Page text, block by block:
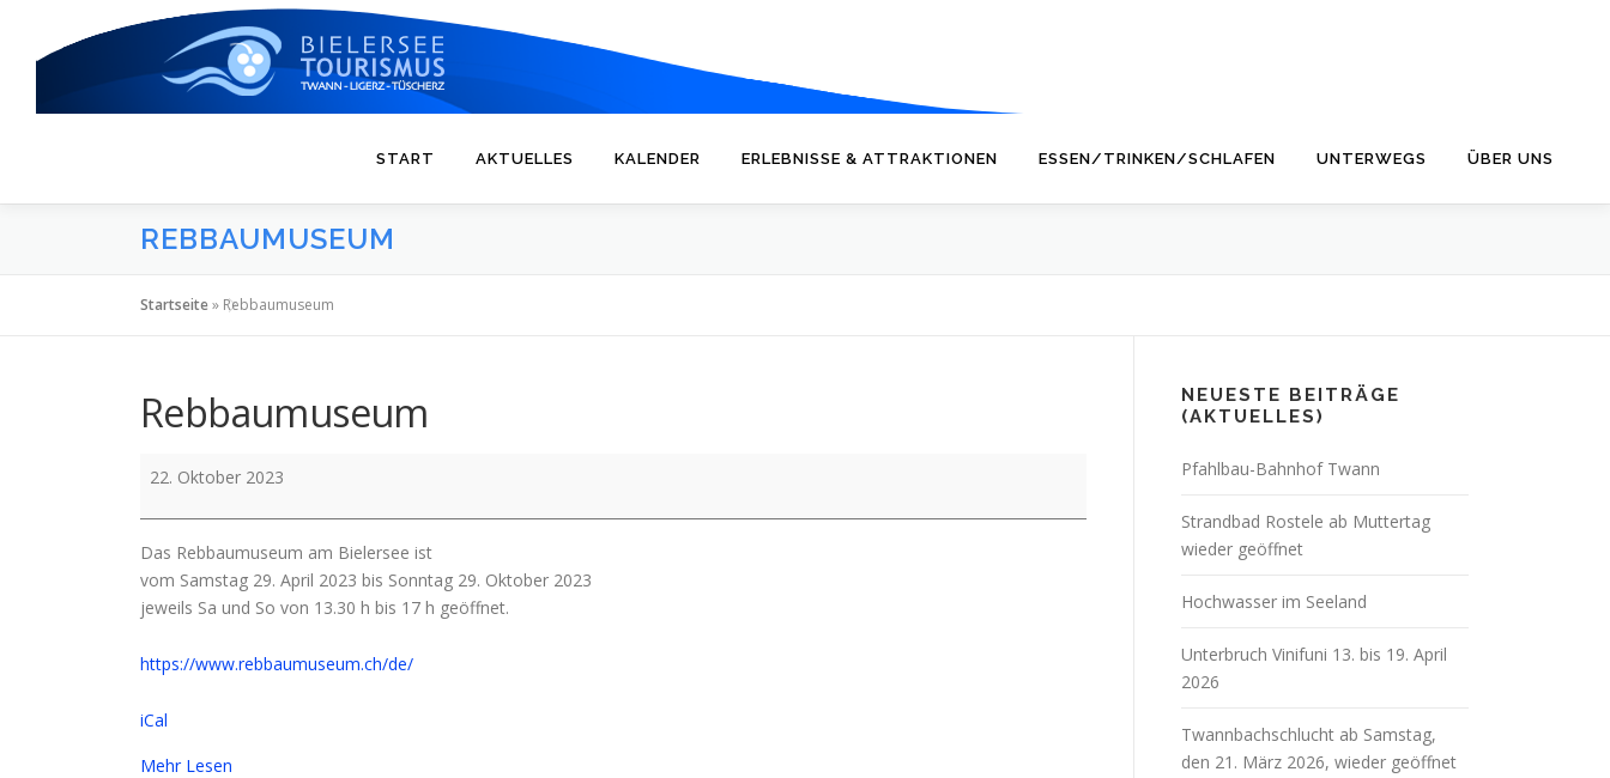
springen
START AKTUELLES KALENDER ERLEBNISSE & ATTRAKTIONEN ESSEN/TRINKEN/SCHLAFEN UNTERWEGS ÜBER UNS
REBBAUMUSEUM
Startseite» Rebbaumuseum
Rebbaumuseum
Rebbaumuseum
22. Oktober 2023
Das Rebbaumuseum am Bielersee ist
vom Samstag 29. April 2023 bis Sonntag 29. Oktober 2023
jeweils Sa und So von 13.30 h bis 17 h geöffnet.
https://www.rebbaumuseum.ch/de/
iCal
Mehr Lesen
NEUESTE BEITRÄGE
(AKTUELLES)
Pfahlbau-Bahnhof Twann
Strandbad Rostele ab Muttertag
wieder geöffnet
Hochwasser im Seeland
Unterbruch Vinifuni 13. bis 19. April
2026
Twannbachschlucht ab Samstag,
den 21. März 2026, wieder geöffnet